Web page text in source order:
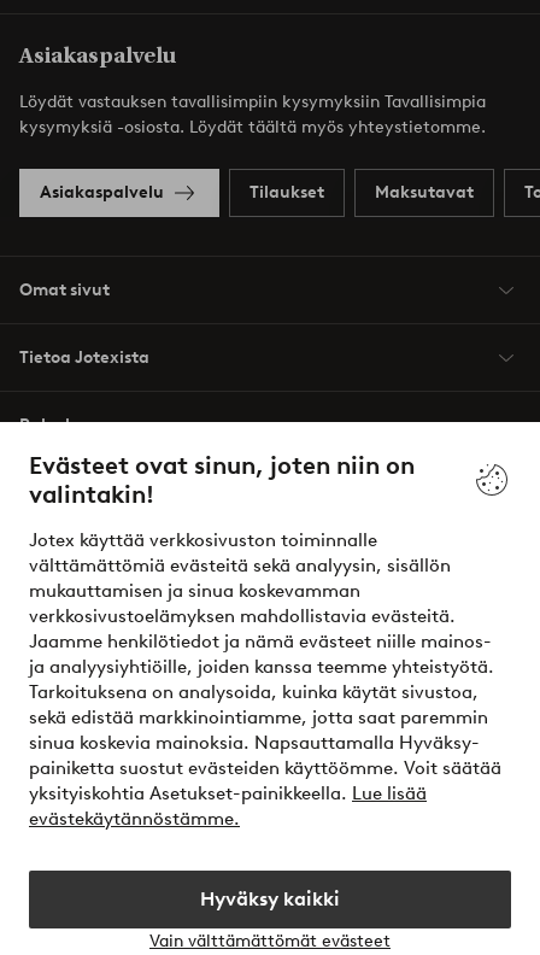
Evästeet ovat sinun, joten niin on
valintakin!
Jotex käyttää verkkosivuston toiminnalle
välttämättömiä evästeitä sekä analyysin, sisällön
mukauttamisen ja sinua koskevamman
verkkosivustoelämyksen mahdollistavia evästeitä.
Jaamme henkilötiedot ja nämä evästeet niille mainos-
ja analyysiyhtiöille, joiden kanssa teemme yhteistyötä.
Tarkoituksena on analysoida, kuinka käytät sivustoa,
sekä edistää markkinointiamme, jotta saat paremmin
sinua koskevia mainoksia. Napsauttamalla Hyväksy-
painiketta suostut evästeiden käyttöömme. Voit säätää
yksityiskohtia Asetukset-painikkeella. Lue lisää
evästekäytännöstämme.
Hyväksy kaikki
Vain välttämättömät evästeet
Asiakaspalvelu
Löydät vastauksen tavallisimpiin kysymyksiin Tavallisimpia
kysymyksiä -osiosta. Löydät täältä myös yhteystietomme.
Asiakaspalvelu Tilaukset Maksutavat
Omat sivut
Tietoa Jotexista
Palvelumme
Ehdot
Ystävät
Turvalliset maksut – maksa nyt tai erissä
Haluatko tietää lisää maksuvaihtoehdoistamme?
elpy